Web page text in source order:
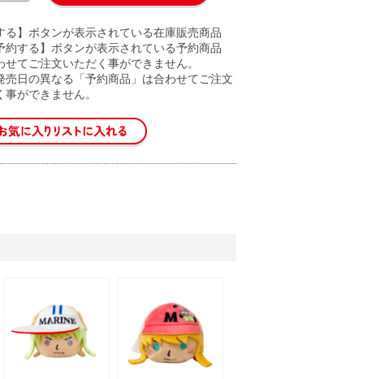
る】ボタンが表示されている在庫販売商品
約する】ボタンが表示されている予約商品
せてご注文いただく事ができません。
売日の異なる「予約商品」は合わせてご注文
事ができません。